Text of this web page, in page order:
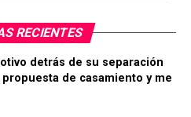
RECIENTES
detrás de su separación
propuesta de casamiento y me